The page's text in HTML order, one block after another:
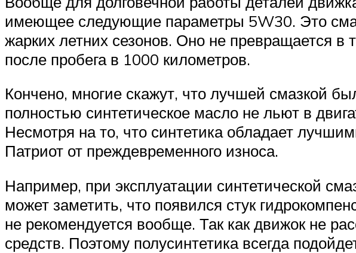
имеющее следующие параметры 5W30. Это
жарких летних сезонов. Оно не превращается
после пробега в 1000 километров.
Кончено, многие скажут, что лучшей смазкой
полностью синтетическое масло не льют в
Несмотря на то, что синтетика обладает
Патриот от преждевременного износа.
Например, при эксплуатации синтетической
может заметить, что появился стук
не рекомендуется вообще. Так как движок не
средств. Поэтому полусинтетика всегда